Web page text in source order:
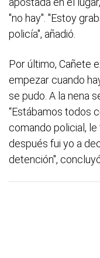
"no hay". "Estoy
policía", añadió.
Por último, Cañete
empezar cuando
se pudo. A la nena
“Estábamos todos
comando policial,
después fui yo a
detención",